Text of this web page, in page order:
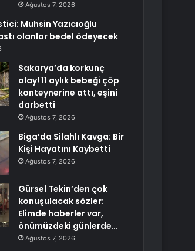
Ağustos 7, 2026
Muhsin Yazıcıoğlu
olanlar bedel ödeyecek
Sakarya’da korkunç
olay! 11 aylık bebeği çöp
konteynerine attı, eşini
darbetti
Ağustos 7, 2026
Biga’da Silahlı Kavga: Bir
Kişi Hayatını Kaybetti
Ağustos 7, 2026
Gürsel Tekin’den çok
konuşulacak sözler:
Elimde haberler var,
önümüzdeki günlerde…
Ağustos 7, 2026